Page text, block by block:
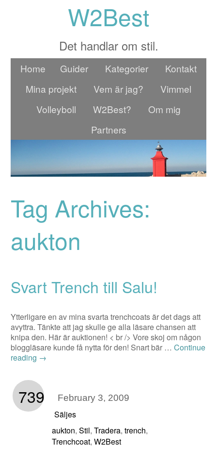
W2Best
Det handlar om stil.
Home Guider Kategorier
Kontakt
Mina projekt
Vem är jag?
Vimmel
Volleyboll
W2Best?
Om mig
Partners
Tag Archives:
aukton
Svart Trench till Salu!
Ytterligare en av mina svarta trenchcoats är det dags att
avyttra. Tänkte att jag skulle ge alla läsare chansen att
knipa den. Här är auktionen! < br /> Vore skoj om någon
bloggläsare kunde få nytta för den! Snart bär …Continue
reading →
739 February 3, 2009
Säljes
aukton,Stil,Tradera,trench,
Trenchcoat,W2Best